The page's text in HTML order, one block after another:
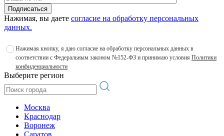
Подписаться
Нажимая, вы даете согласие на обработку персональных
данных.
Нажимая кнопку, я даю согласие на обработку персональных данных в
соответствии с Федеральным законом №152-ФЗ и принимаю условия Политики
конфиденциальности
Выберите регион
Москва
Краснодар
Воронеж
Саратов